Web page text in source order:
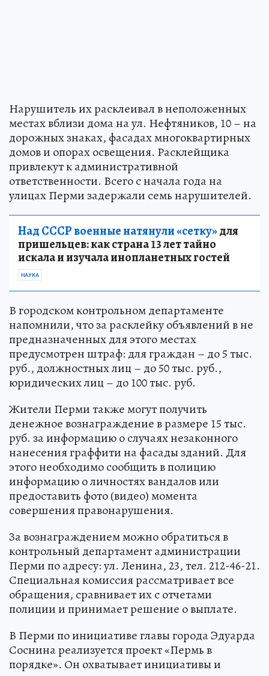
Нарушитель их расклеивал в неположенных
местах вблизи дома на ул. Нефтяников, 10 – на
дорожных знаках, фасадах многоквартирных
домов и опорах освещения. Расклейщика
привлекут к административной
ответственности. Всего с начала года на
улицах Перми задержали семь нарушителей.
Над СССР военные натянули «сетку»для
пришельцев: как страна 13 лет тайно
искала и изучала инопланетных гостей
НАУКА
В городском контрольном департаменте
напомнили, что за расклейку объявлений в не
предназначенных для этого местах
предусмотрен штраф: для граждан – до 5 тыс.
руб., должностных лиц – до 50 тыс. руб.,
юридических лиц – до 100 тыс. руб.
Жители Перми также могут получить
денежное вознаграждение в размере 15 тыс.
руб. за информацию о случаях незаконного
нанесения граффити на фасады зданий. Для
этого необходимо сообщить в полицию
информацию о личностях вандалов или
предоставить фото (видео) момента
совершения правонарушения.
За вознаграждением можно обратиться в
контрольный департамент администрации
Перми по адресу: ул. Ленина, 23, тел. 212-46-21.
Специальная комиссия рассматривает все
обращения, сравнивает их с отчетами
полиции и принимает решение о выплате.
В Перми по инициативе главы города Эдуарда
Соснина реализуется проект «Пермь в
порядке». Он охватывает инициативы и